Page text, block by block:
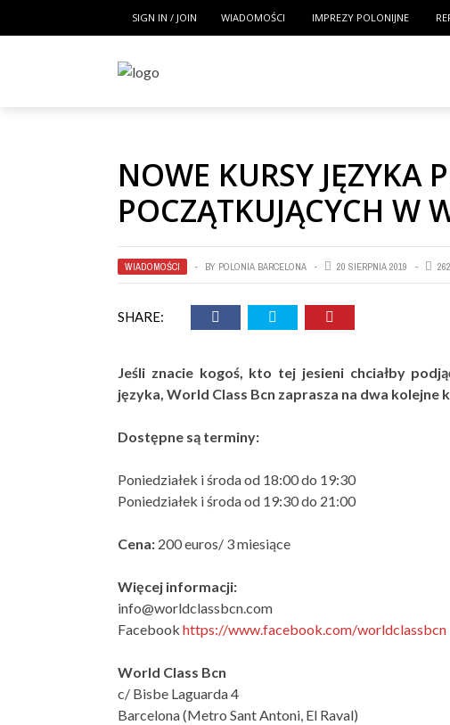
SIGN IN / JOIN WIADOMOŚCI IMPREZY POLONIJNE
NOWE KURSY JĘZYKA
POCZĄTKUJĄCYCH W
WIADOMOŚCI BY POLONIA BARCELONA 20 SIERPNIA 2019
SHARE:
Jeśli znacie kogoś, kto tej jesieni chciałby
języka, World Class Bcn zaprasza na dwa kolejne
Dostępne są terminy:
Poniedziałek i środa od 18:00 do 19:30
Poniedziałek i środa od 19:30 do 21:00
Cena: 200 euros/ 3 miesiące
Więcej informacji:
info@worldclassbcn.com
Facebook https://www.facebook.com/worldclassbcn
World Class Bcn
c/ Bisbe Laguarda 4
Barcelona (Metro Sant Antoni, El Raval)